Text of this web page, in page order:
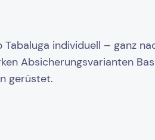
Tabaluga individuell – ganz
Absicherungsvarianten
gerüstet.